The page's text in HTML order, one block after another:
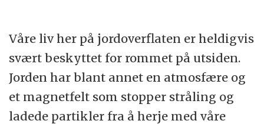
Våre liv her på jordoverflaten er heldigvis
svært beskyttet for rommet på utsiden.
Jorden har blant annet en atmosfære og
et magnetfelt som stopper stråling og
ladede partikler fra å herje med våre